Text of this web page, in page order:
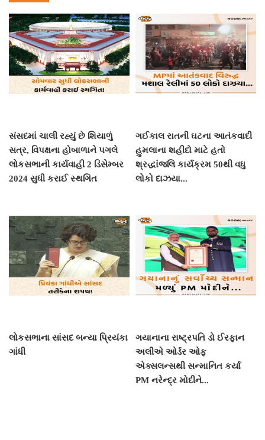
સંસદમાં ચાલી રહ્યું છે શિયાળું
સત્ર, વિપક્ષના હોબાળાને પગલે
લોકસભાની કાર્યવાહી 2 ડિસેમ્બર
2024 સુધી કરાઈ સ્થગિત
ગઈકાલ રાતની ઘટના આતંકવાદી
હુમલાના શહીદો માટે હતો
શ્રદ્ધાંજલિ કાર્યક્રમ 50થી વધુ
લોકો દાઝયા...
લોકસભાના સાંસદ બન્યા પ્રિયંકા
ગાંધી
ગયાનાના રાષ્ટ્રપતિ ડો ઈરફાન
અલીએ ઓર્ડર ઓફ
એક્સલન્સથી સન્માનિત કર્યા
PM નરેન્દ્ર મોદીને...